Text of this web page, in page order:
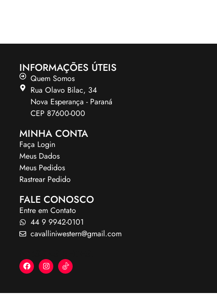
INFORMAÇÕES ÚTEIS
Quem Somos
Rua Olavo Bilac, 34
Nova Esperança - Paraná
CEP 87600-000
MINHA CONTA
Faça Login
Meus Dados
Meus Pedidos
Rastrear Pedido
FALE CONOSCO
Entre em Contato
44 9 9942-0101
cavalliniwestern@gmail.com